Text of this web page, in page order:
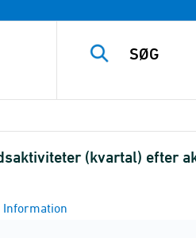
(kvartal) efter
Information